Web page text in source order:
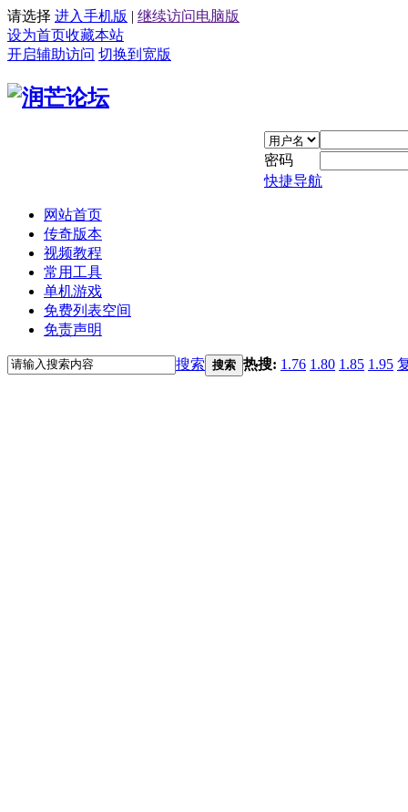
请选择 进入手机版 | 继续访问电脑版
设为首页收藏本站
开启辅助访问 切换到宽版
密码
快捷导航
网站首页
传奇版本
视频教程
常用工具
单机游戏
免费列表空间
免责声明
搜索 搜索 热搜: 1.76 1.80 1.85 1.95